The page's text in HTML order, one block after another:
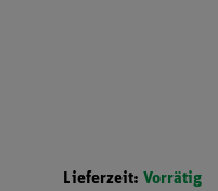
Lieferzeit: Vorrätig